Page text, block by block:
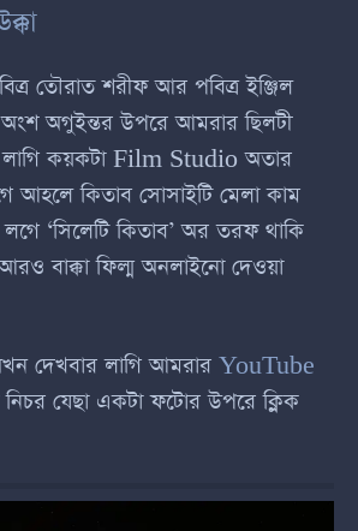
তৌরাত শরীফ আর পবিত্র ইঞ্জিল
অগুইন্তর উপরে আমরার ছিলটী
লাগি কয়কটা Film Studio অতার
আহলে কিতাব সোসাইটি মেলা কাম
‘সিলেটি কিতাব’ অর তরফ থাকি
বাক্কা ফিল্ম অনলাইনো দেওয়া
দেখবার লাগি আমরার YouTube
নিচর যেছা একটা ফটোর উপরে ক্লিক